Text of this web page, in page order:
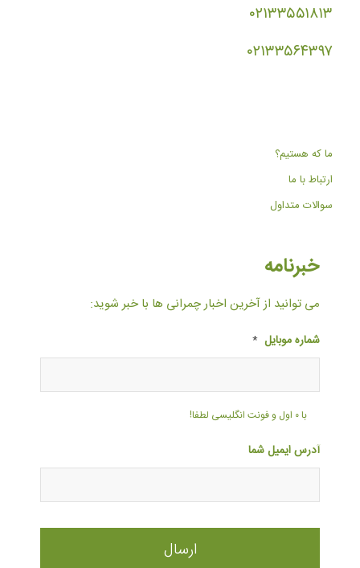
۰۲۱۳۳۵۵۱۸۱۳
۰۲۱۳۳۵۶۴۳۹۷
ما که هستیم؟
ارتباط با ما
سوالات متداول
خبرنامه
می توانید از آخرین اخبار چمرانی ها با خبر شوید:
شماره موبایل *
با ۰ اول و فونت انگلیسی لطفا!
آدرس ایمیل شما